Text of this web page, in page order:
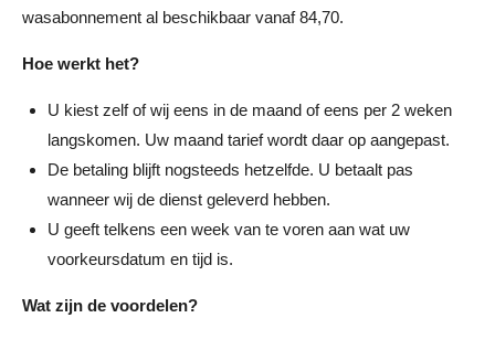
wasabonnement al beschikbaar vanaf 84,70.
Hoe werkt het?
U kiest zelf of wij eens in de maand of eens per 2 weken
langskomen. Uw maand tarief wordt daar op aangepast.
De betaling blijft nogsteeds hetzelfde. U betaalt pas
wanneer wij de dienst geleverd hebben.
U geeft telkens een week van te voren aan wat uw
voorkeursdatum en tijd is.
Wat zijn de voordelen?